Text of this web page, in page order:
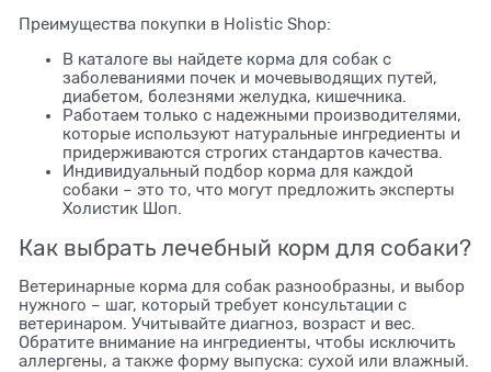
Преимущества покупки в Holistic Shop:
В каталоге вы найдете корма для собак с
заболеваниями почек и мочевыводящих путей,
диабетом, болезнями желудка, кишечника.
Работаем только с надежными производителями,
которые используют натуральные ингредиенты и
придерживаются строгих стандартов качества.
Индивидуальный подбор корма для каждой
собаки – это то, что могут предложить эксперты
Холистик Шоп.
Как выбрать лечебный корм для собаки?
Ветеринарные корма для собак разнообразны, и выбор
нужного – шаг, который требует консультации с
ветеринаром. Учитывайте диагноз, возраст и вес.
Обратите внимание на ингредиенты, чтобы исключить
аллергены, а также форму выпуска: сухой или влажный.